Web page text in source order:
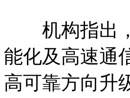
机构指出，
能化及高速通
高可靠方向升